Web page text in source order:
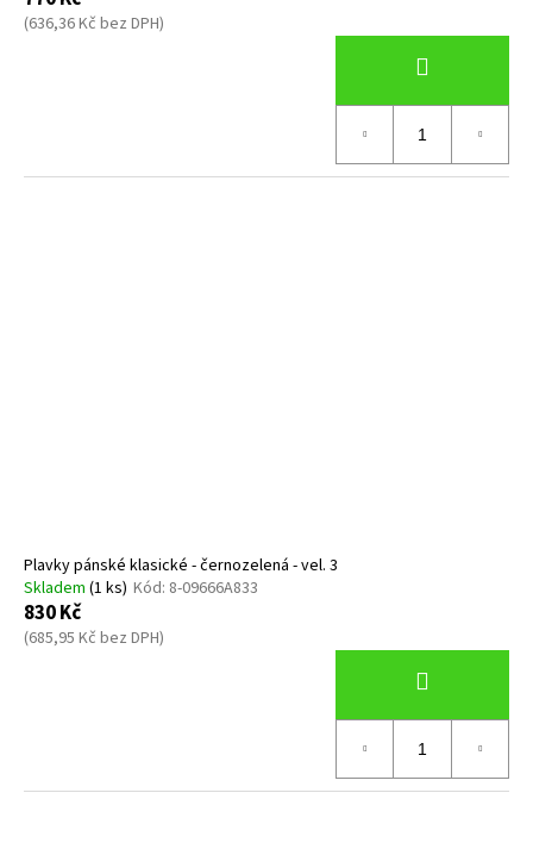
(636,36 Kč bez DPH)
Plavky pánské klasické - černozelená - vel. 3
Skladem (1 ks) Kód: 8-09666A833
830 Kč
(685,95 Kč bez DPH)